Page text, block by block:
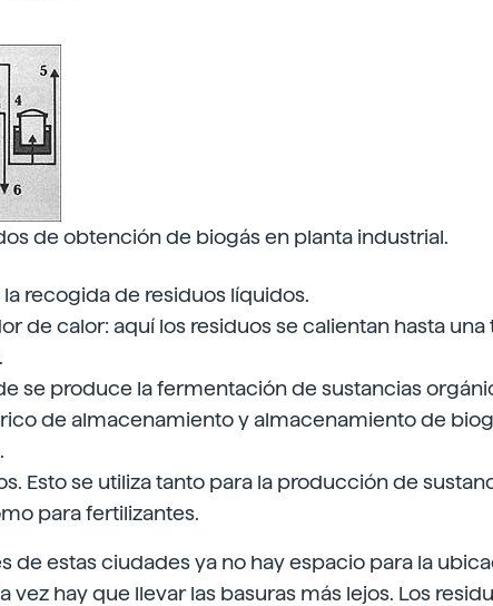
de obtención de biogás en planta industrial.
recogida de residuos líquidos.
de calor: aquí los residuos se calientan hasta
se produce la fermentación de sustancias
de almacenamiento y almacenamiento de
Esto se utiliza tanto para la producción de
para fertilizantes.
de estas ciudades ya no hay espacio para la
vez hay que llevar las basuras más lejos. Los